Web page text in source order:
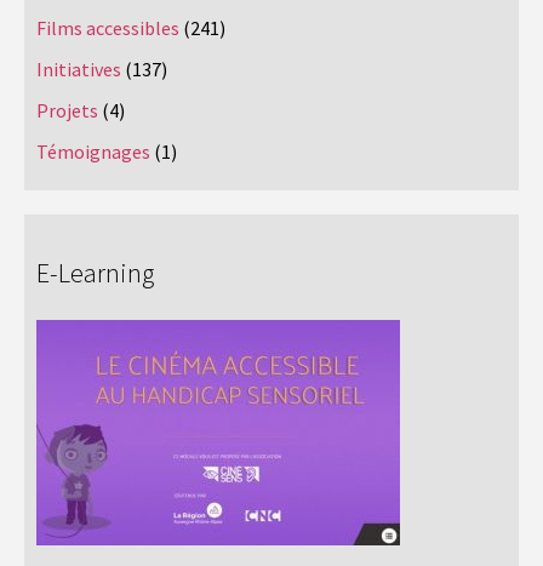
Films accessibles (241)
Initiatives (137)
Projets (4)
Témoignages (1)
E-Learning